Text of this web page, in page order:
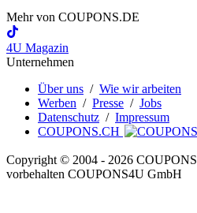
Mehr von COUPONS.DE
4U Magazin
Unternehmen
Über uns / Wie wir arbeiten
Werben / Presse / Jobs
Datenschutz / Impressum
COUPONS.CH
Copyright © 2004 ‐ 2026 COUPONS
vorbehalten COUPONS4U GmbH